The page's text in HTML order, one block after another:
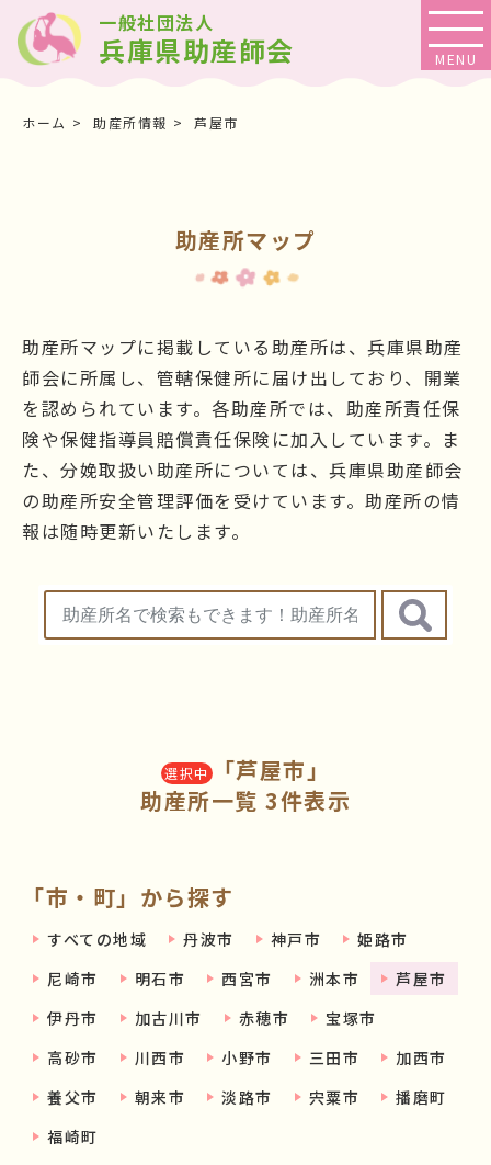
一般社団法人
兵庫県助産師会
ホーム 助産所情報 芦屋市
助産所マップ
助産所マップに掲載している助産所は、兵庫県助産
師会に所属し、管轄保健所に届け出しており、開業
を認められています。各助産所では、助産所責任保
険や保健指導員賠償責任保険に加入しています。ま
た、分娩取扱い助産所については、兵庫県助産師会
の助産所安全管理評価を受けています。助産所の情
報は随時更新いたします。
選択中 「芦屋市」
助産所一覧 3件表示
「市・町」から探す
すべての地域 丹波市 神戸市
姫路市
尼崎市
明石市 西宮市 洲本市
芦屋市
伊丹市
加古川市 赤穂市
宝塚市
高砂市
川西市 小野市 三田市
加西市
養父市
朝来市 淡路市 宍粟市
播磨町
福崎町